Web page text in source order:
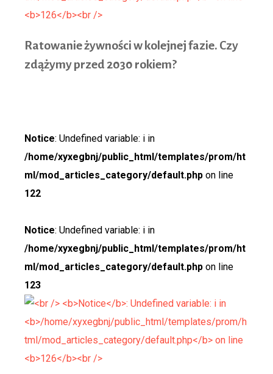
Ratowanie żywności w kolejnej fazie. Czy
zdążymy przed 2030 rokiem?
Notice: Undefined variable: i in
/home/xyxegbnj/public_html/templates/prom/ht
ml/mod_articles_category/default.php on line
122
Notice: Undefined variable: i in
/home/xyxegbnj/public_html/templates/prom/ht
ml/mod_articles_category/default.php on line
123